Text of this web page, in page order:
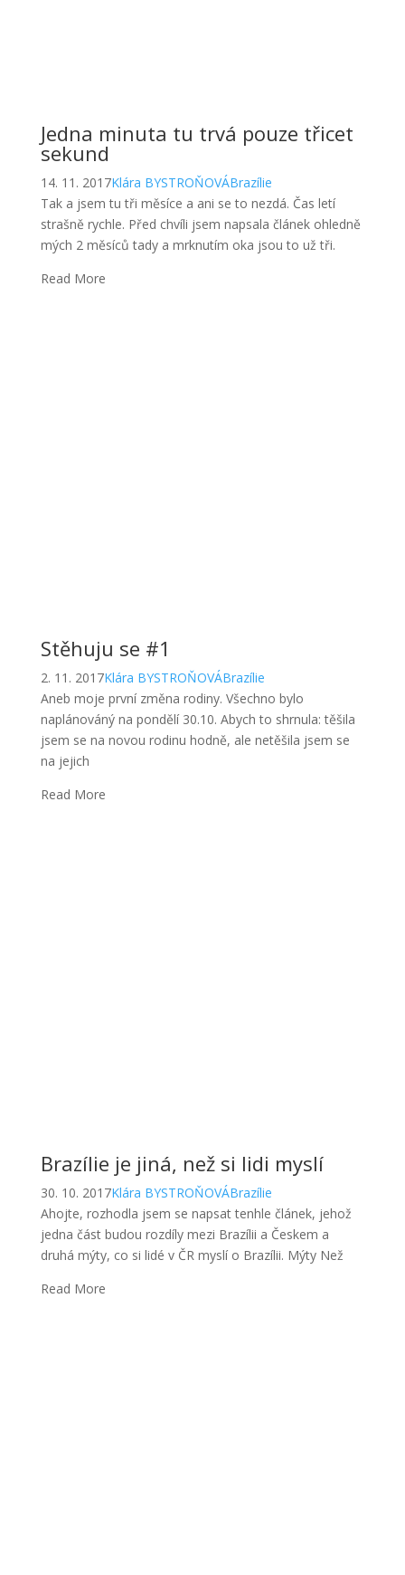
Jedna minuta tu trvá pouze třicet
sekund
14. 11. 2017Klára BYSTROŇOVÁBrazílie
Tak a jsem tu tři měsíce a ani se to nezdá. Čas letí
strašně rychle. Před chvíli jsem napsala článek ohledně
mých 2 měsíců tady a mrknutím oka jsou to už tři.
Read More
Stěhuju se #1
2. 11. 2017Klára BYSTROŇOVÁBrazílie
Aneb moje první změna rodiny. Všechno bylo
naplánováný na pondělí 30.10. Abych to shrnula: těšila
jsem se na novou rodinu hodně, ale netěšila jsem se
na jejich
Read More
Brazílie je jiná, než si lidi myslí
30. 10. 2017Klára BYSTROŇOVÁBrazílie
Ahojte, rozhodla jsem se napsat tenhle článek, jehož
jedna část budou rozdíly mezi Brazílii a Českem a
druhá mýty, co si lidé v ČR myslí o Brazílii. Mýty Než
Read More